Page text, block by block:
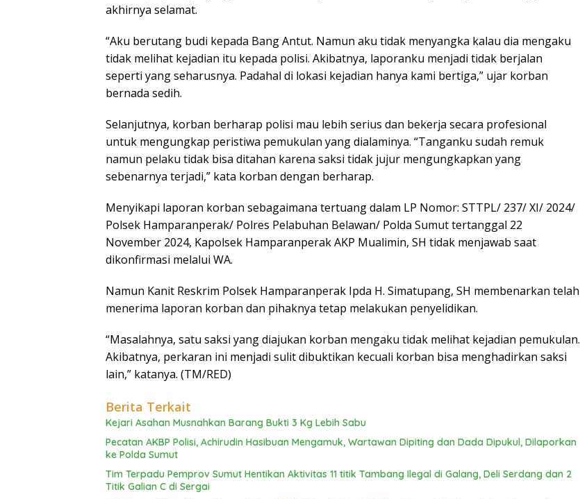
akhirnya selamat.
“Aku berutang budi kepada Bang Antut. Namun aku tidak menyangka kalau dia mengaku
tidak melihat kejadian itu kepada polisi. Akibatnya, laporanku menjadi tidak berjalan
seperti yang seharusnya. Padahal di lokasi kejadian hanya kami bertiga,” ujar korban
bernada sedih.
Selanjutnya, korban berharap polisi mau lebih serius dan bekerja secara profesional
untuk mengungkap peristiwa pemukulan yang dialaminya. “Tanganku sudah remuk
namun pelaku tidak bisa ditahan karena saksi tidak jujur mengungkapkan yang
sebenarnya terjadi,” kata korban dengan berharap.
Menyikapi laporan korban sebagaimana tertuang dalam LP Nomor: STTPL/ 237/ XI/ 2024/
Polsek Hamparanperak/ Polres Pelabuhan Belawan/ Polda Sumut tertanggal 22
November 2024, Kapolsek Hamparanperak AKP Mualimin, SH tidak menjawab saat
dikonfirmasi melalui WA.
Namun Kanit Reskrim Polsek Hamparanperak Ipda H. Simatupang, SH membenarkan telah
menerima laporan korban dan pihaknya tetap melakukan penyelidikan.
“Masalahnya, satu saksi yang diajukan korban mengaku tidak melihat kejadian pemukulan.
Akibatnya, perkaran ini menjadi sulit dibuktikan kecuali korban bisa menghadirkan saksi
lain,” katanya. (TM/RED)
Berita Terkait
Kejari Asahan Musnahkan Barang Bukti 3 Kg Lebih Sabu
Pecatan AKBP Polisi, Achirudin Hasibuan Mengamuk, Wartawan Dipiting dan Dada Dipukul, Dilaporkan
ke Polda Sumut
Tim Terpadu Pemprov Sumut Hentikan Aktivitas 11 titik Tambang Ilegal di Galang, Deli Serdang dan 2
Titik Galian C di Sergai